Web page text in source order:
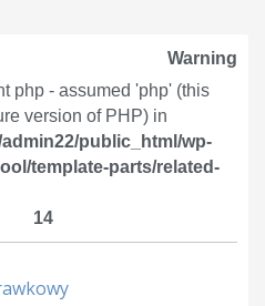
Warning
php - assumed 'php' (this
version of PHP) in
public_html/wp-
template-parts/related-
14